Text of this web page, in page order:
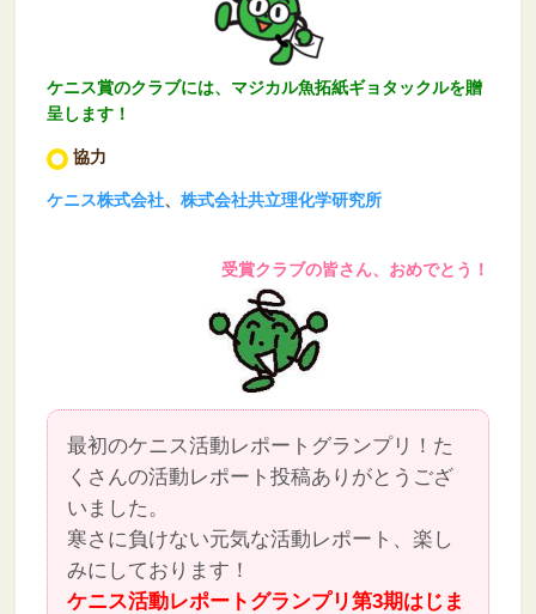
ケニス賞のクラブには、マジカル魚拓紙ギョタックルを贈
呈します！
協力
ケニス株式会社、 株式会社共立理化学研究所
受賞クラブの皆さん、おめでとう！
最初のケニス活動レポートグランプリ！た
くさんの活動レポート投稿ありがとうござ
いました。
寒さに負けない元気な活動レポート、楽し
みにしております！
ケニス活動レポートグランプリ第3期はじま